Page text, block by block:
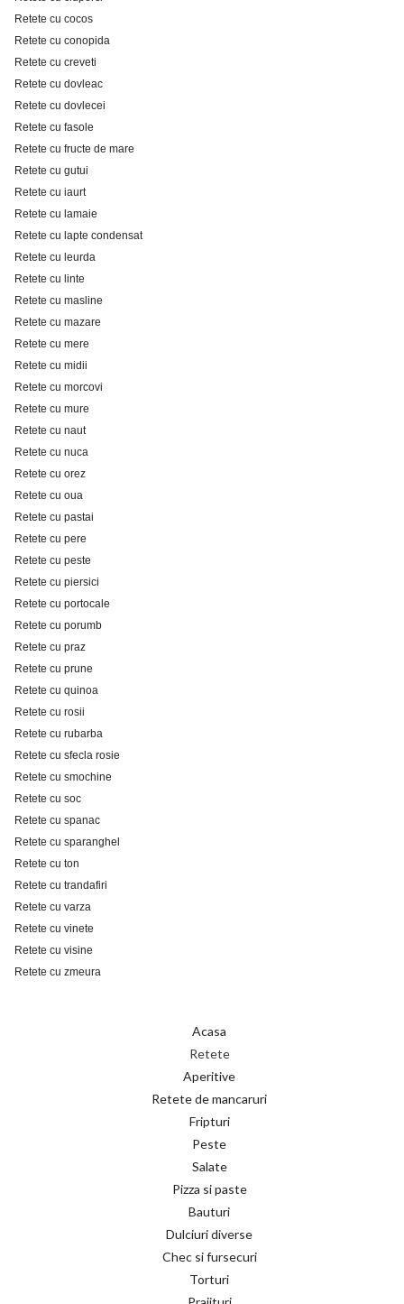
Retete cu cocos
Retete cu conopida
Retete cu creveti
Retete cu dovleac
Retete cu dovlecei
Retete cu fasole
Retete cu fructe de mare
Retete cu gutui
Retete cu iaurt
Retete cu lamaie
Retete cu lapte condensat
Retete cu leurda
Retete cu linte
Retete cu masline
Retete cu mazare
Retete cu mere
Retete cu midii
Retete cu morcovi
Retete cu mure
Retete cu naut
Retete cu nuca
Retete cu orez
Retete cu oua
Retete cu pastai
Retete cu pere
Retete cu peste
Retete cu piersici
Retete cu portocale
Retete cu porumb
Retete cu praz
Retete cu prune
Retete cu quinoa
Retete cu rosii
Retete cu rubarba
Retete cu sfecla rosie
Retete cu smochine
Retete cu soc
Retete cu spanac
Retete cu sparanghel
Retete cu ton
Retete cu trandafiri
Retete cu varza
Retete cu vinete
Retete cu visine
Retete cu zmeura
Acasa
Retete
Aperitive
Retete de mancaruri
Fripturi
Peste
Salate
Pizza si paste
Bauturi
Dulciuri diverse
Chec si fursecuri
Torturi